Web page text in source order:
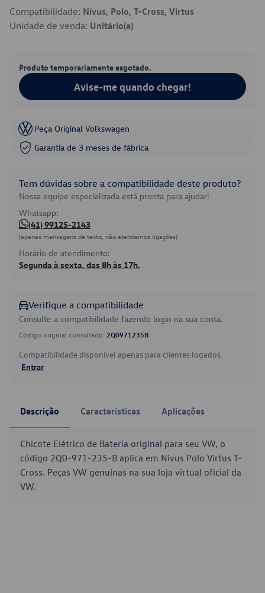
Compatibilidade: Nivus, Polo, T-Cross, Virtus
Unidade de venda: Unitário(a)
Produto temporariamente esgotado.
Avise-me quando chegar!
Peça Original Volkswagen
Garantia de 3 meses de fábrica
Tem dúvidas sobre a compatibilidade deste produto?
Nossa equipe especializada está pronta para ajudar!
Whatsapp:
(41) 99125-2143
(apenas mensagens de texto, não atendemos ligações)
Horário de atendimento:
Segunda à sexta, das 8h às 17h.
Verifique a compatibilidade
Consulte a compatibilidade fazendo login na sua conta.
Código original consultado: 2Q0971235B
Compatibilidade disponível apenas para clientes logados.
Entrar
Descrição Características Aplicações
Chicote Elétrico de Bateria original para seu VW, o
código 2Q0-971-235-B aplica em Nivus Polo Virtus T-
Cross. Peças VW genuínas na sua loja virtual oficial da
VW.